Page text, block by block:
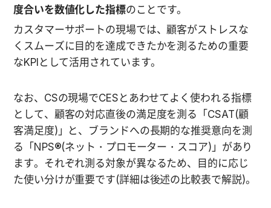
度合いを数値化した指標のことです。
カスタマーサポートの現場では、顧客がストレスな
くスムーズに目的を達成できたかを測るための重要
なKPIとして活用されています。
なお、CSの現場でCESとあわせてよく使われる指標
として、顧客の対応直後の満足度を測る「CSAT(顧
客満足度)」と、ブランドへの長期的な推奨意向を測
る「NPS®(ネット・プロモーター・スコア)」があり
ます。それぞれ測る対象が異なるため、目的に応じ
た使い分けが重要です(詳細は後述の比較表で解説)。